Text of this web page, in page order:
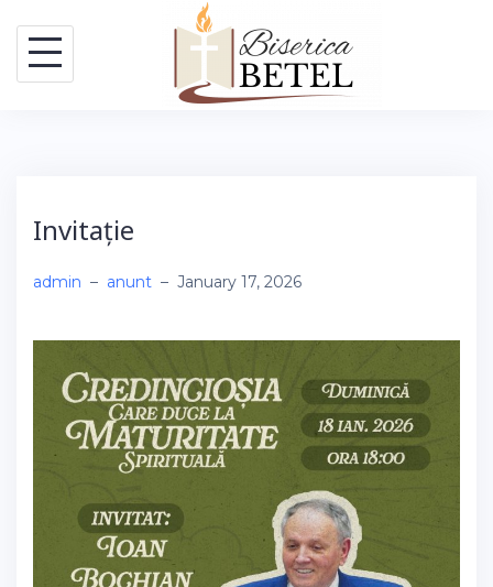
content
Invitație
admin – anunt – January 17, 2026